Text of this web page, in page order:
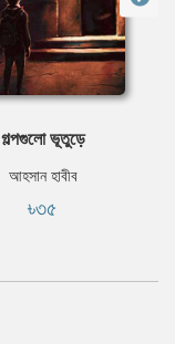
গল্পগুলো ভূতুড়ে
আহসান হাবীব
৳৩৫